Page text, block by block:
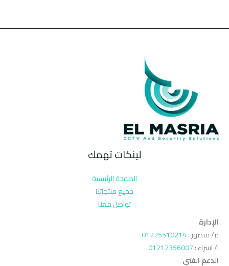
لينكات تهمك
الصفحة الرئيسية
جميع منتجاتنا
تواصل معنا
الإدارة
م/ منصور :01225510214
ا/ اسراء :01212356007
الدعم الفنى